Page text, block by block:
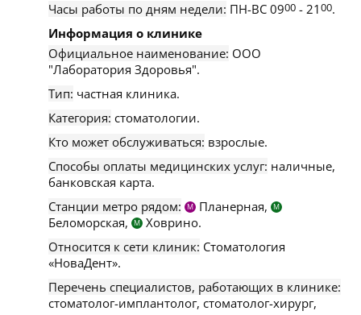
Часы работы по дням недели: ПН-ВС 0900 - 2100.
Информация о клинике
Официальное наименование: ООО
"Лаборатория Здоровья".
Тип: частная клиника.
Категория: стоматологии.
Кто может обслуживаться: взрослые.
Способы оплаты медицинских услуг: наличные,
банковская карта.
Станции метро рядом:
М Планерная, М
Беломорская, М Ховрино.
Относится к сети клиник: Стоматология
«НоваДент».
Перечень специалистов, работающих в клинике:
стоматолог-имплантолог, стоматолог-хирург,